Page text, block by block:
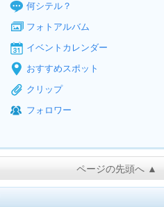
何シテル？
フォトアルバム
イベントカレンダー
おすすめスポット
クリップ
フォロワー
ページの先頭へ ▲